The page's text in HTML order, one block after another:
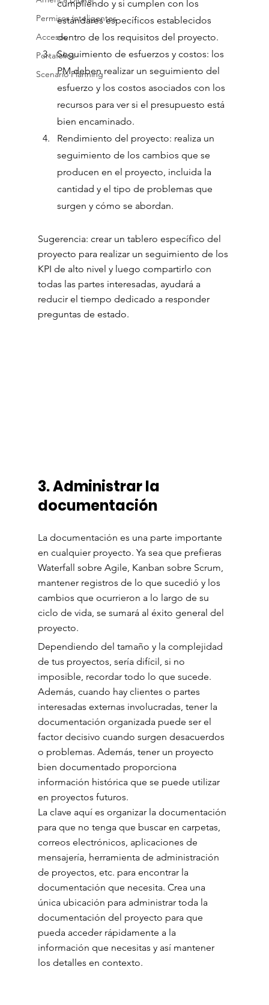
Permisos inteligentes
Accesos
Portafolios
Scenario Planning
cumpliendo y si cumplen con los
estándares específicos establecidos
dentro de los requisitos del proyecto.
Seguimiento de esfuerzos y costos: los
PM deben realizar un seguimiento del
esfuerzo y los costos asociados con los
recursos para ver si el presupuesto está
bien encaminado.
Rendimiento del proyecto: realiza un
seguimiento de los cambios que se
producen en el proyecto, incluida la
cantidad y el tipo de problemas que
surgen y cómo se abordan.
Sugerencia: crear un tablero específico del
proyecto para realizar un seguimiento de los
KPI de alto nivel y luego compartirlo con
todas las partes interesadas, ayudará a
reducir el tiempo dedicado a responder
preguntas de estado.
3. Administrar la
documentación
La documentación es una parte importante
en cualquier proyecto. Ya sea que prefieras
Waterfall sobre Agile, Kanban sobre Scrum,
mantener registros de lo que sucedió y los
cambios que ocurrieron a lo largo de su
ciclo de vida, se sumará al éxito general del
proyecto.
Dependiendo del tamaño y la complejidad
de tus proyectos, sería difícil, si no
imposible, recordar todo lo que sucede.
Además, cuando hay clientes o partes
interesadas externas involucradas, tener la
documentación organizada puede ser el
factor decisivo cuando surgen desacuerdos
o problemas. Además, tener un proyecto
bien documentado proporciona
información histórica que se puede utilizar
en proyectos futuros.
La clave aquí es organizar la documentación
para que no tenga que buscar en carpetas,
correos electrónicos, aplicaciones de
mensajería, herramienta de administración
de proyectos, etc. para encontrar la
documentación que necesita. Crea una
única ubicación para administrar toda la
documentación del proyecto para que
pueda acceder rápidamente a la
información que necesitas y así mantener
los detalles en contexto.